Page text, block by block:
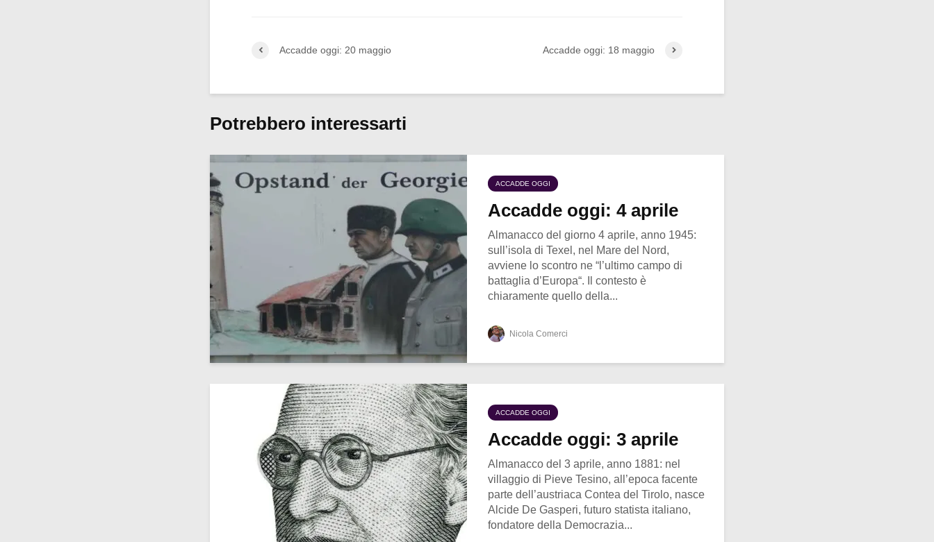
Accadde oggi: 20 maggio Accadde oggi: 18 maggio
Potrebbero interessarti
ACCADDE OGGI
Accadde oggi: 4 aprile
Almanacco del giorno 4 aprile, anno 1945:
sull’isola di Texel, nel Mare del Nord,
avviene lo scontro ne “l’ultimo campo di
battaglia d’Europa“. Il contesto è
chiaramente quello della...
Nicola Comerci
ACCADDE OGGI
Accadde oggi: 3 aprile
Almanacco del 3 aprile, anno 1881: nel
villaggio di Pieve Tesino, all’epoca facente
parte dell’austriaca Contea del Tirolo, nasce
Alcide De Gasperi, futuro statista italiano,
fondatore della Democrazia...